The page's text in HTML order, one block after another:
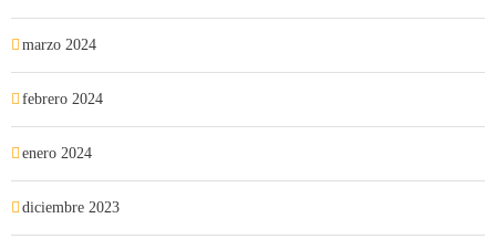
marzo 2024
febrero 2024
enero 2024
diciembre 2023